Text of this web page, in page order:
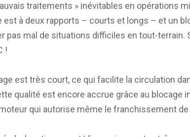
traitements » inévitables en opérations
est à deux rapports – courts et longs – et un
pas mal de situations difficiles en tout-terrain.
!
est très court, ce qui facilite la circulation
qualité est encore accrue grâce au blocage
qui autorise même le franchissement